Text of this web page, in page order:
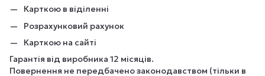
Карткою в віділенні
Розрахунковий рахунок
Карткою на сайті
Гарантія від виробника 12 місяців.
Повернення не передбачено законодавством (тільки в